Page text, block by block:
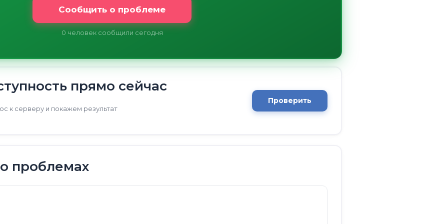
Сообщить о проблеме
0 человек сообщили сегодня
прямо сейчас
к серверу и покажем результат
Проверить
проблемах